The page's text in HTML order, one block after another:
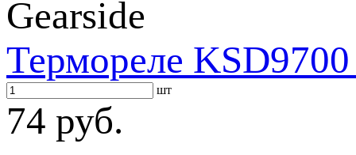
Gearside
Термореле
шт
74 руб.